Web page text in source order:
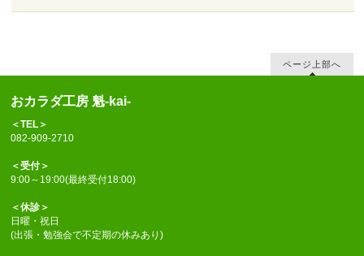
ページ上部へ
おカラダ工房 魁-kai-
＜TEL＞
082-909-2710
＜受付＞
9:00～19:00(最終受付18:00)
＜休診＞
日曜・祝日
(出張・勉強会で不定期の休みあり)